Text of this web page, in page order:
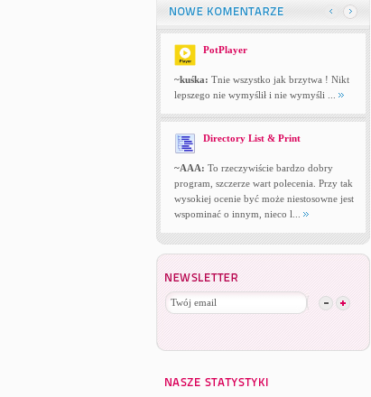
PotPlayer
~kuśka: Tnie wszystko jak brzytwa ! Nikt
lepszego nie wymyślił i nie wymyśli ...
Directory List & Print
~AAA: To rzeczywiście bardzo dobry
program, szczerze wart polecenia. Przy tak
wysokiej ocenie być może niestosowne jest
wspominać o innym, nieco l...